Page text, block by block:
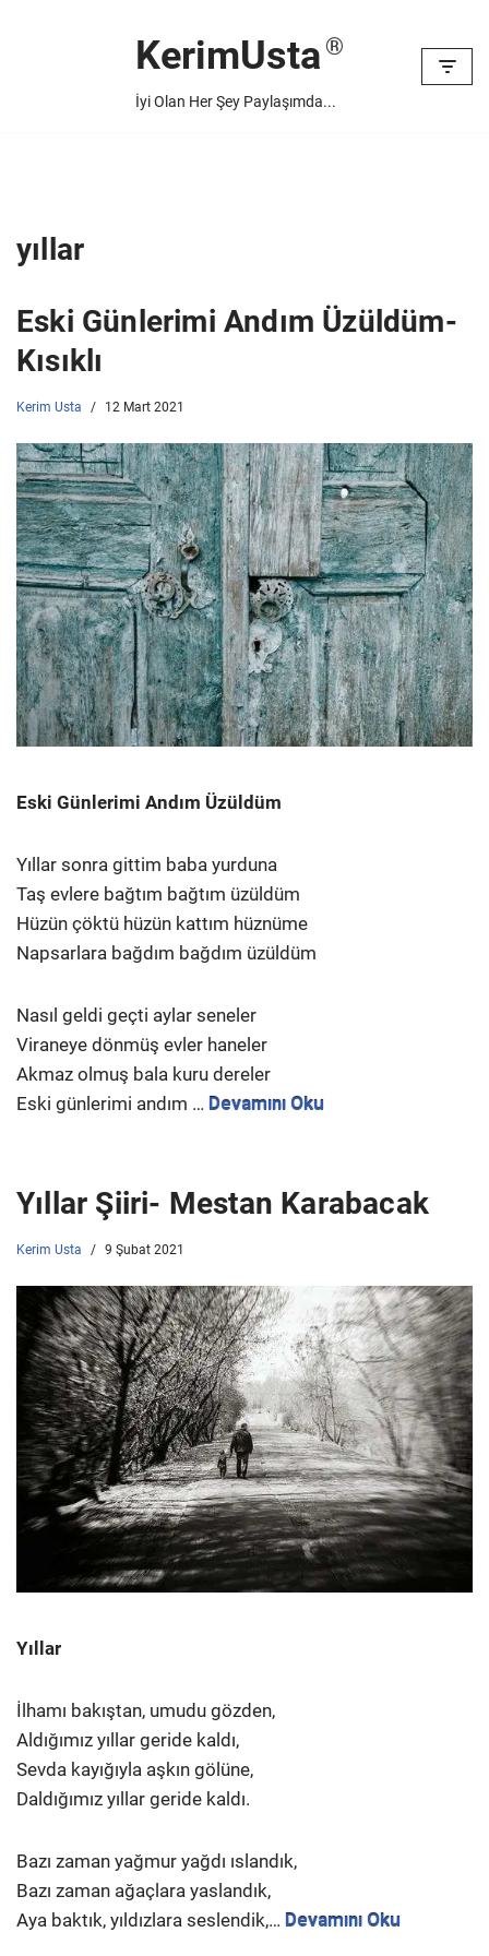
KerimUsta
İyi Olan Her Şey Paylaşımda...
yıllar
Eski Günlerimi Andım Üzüldüm-
Kısıklı
Kerim Usta 12 Mart 2021
Eski Günlerimi Andım Üzüldüm
Yıllar sonra gittim baba yurduna
Taş evlere bağtım bağtım üzüldüm
Hüzün çöktü hüzün kattım hüznüme
Napsarlara bağdım bağdım üzüldüm
Nasıl geldi geçti aylar seneler
Viraneye dönmüş evler haneler
Akmaz olmuş bala kuru dereler
Eski günlerimi andım … Devamını Oku
Yıllar Şiiri- Mestan Karabacak
Kerim Usta 9 Şubat 2021
Yıllar
İlhamı bakıştan, umudu gözden,
Aldığımız yıllar geride kaldı,
Sevda kayığıyla aşkın gölüne,
Daldığımız yıllar geride kaldı.
Bazı zaman yağmur yağdı ıslandık,
Bazı zaman ağaçlara yaslandık,
Aya baktık, yıldızlara seslendik,… Devamını Oku